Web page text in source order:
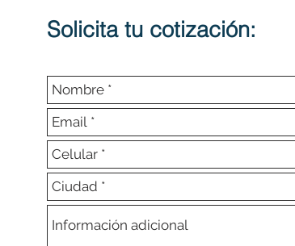
Solicita tu cotización: